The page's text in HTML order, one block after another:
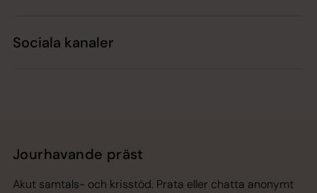
Sociala kanaler
Jourhavande präst
Akut samtals- och krisstöd. Prata eller chatta anonymt